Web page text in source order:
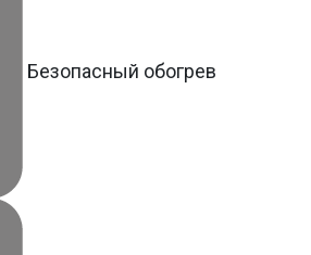
Безопасный обогрев